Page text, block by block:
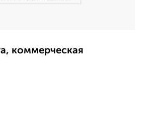
коммерческая